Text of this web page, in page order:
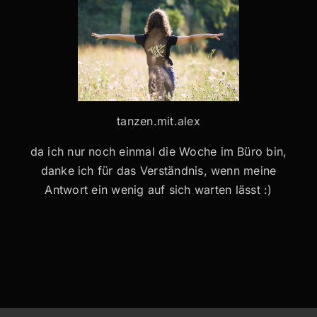
tanzen.mit.alex
da ich nur noch einmal die Woche im Büro bin,
danke ich für das Verständnis, wenn meine
Antwort ein wenig auf sich warten lässt :)